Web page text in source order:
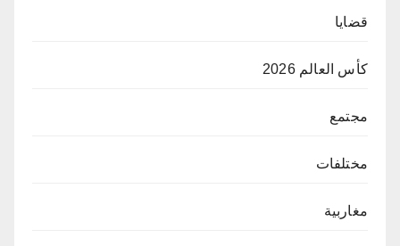
قضايا
كأس العالم 2026
مجتمع
مختلفات
مغاربية